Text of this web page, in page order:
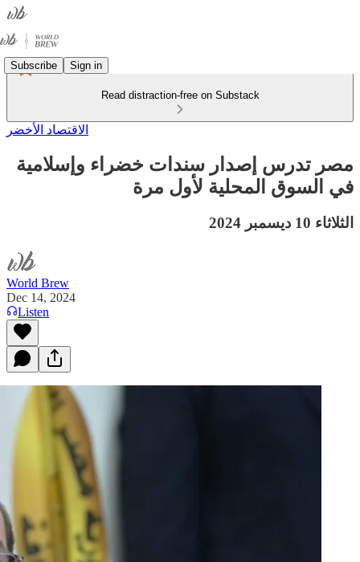
Subscribe Sign in
Read distraction-free on Substack
الاقتصاد الأخضر
مصر تدرس إصدار سندات خضراء وإسلامية
في السوق المحلية لأول مرة
الثلاثاء 10 ديسمبر 2024
World Brew
Dec 14, 2024
Listen